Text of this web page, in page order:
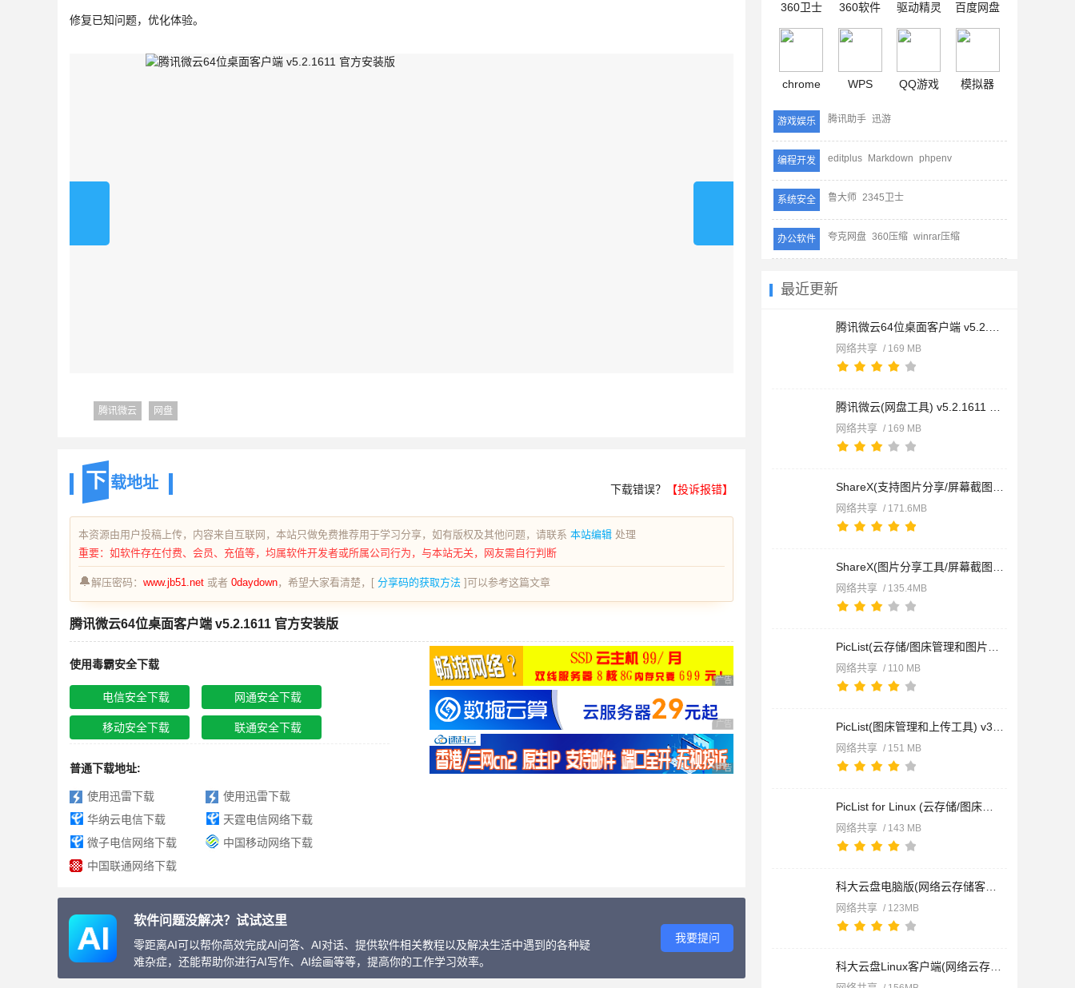
360卫士 360软件 驱动精灵 百度网盘
chrome WPS QQ游戏 模拟器
游戏娱乐 腾讯助手 迅游
编程开发 editplus Markdown phpenv
系统安全 鲁大师 2345卫士
办公软件 夸克网盘 360压缩 winrar压缩
最近更新
网络共享 / 169 MB
网络共享 / 169 MB
网络共享 / 171.6MB
网络共享 / 135.4MB
网络共享 / 110 MB
网络共享 / 151 MB
网络共享 / 143 MB
网络共享 / 123MB
修复已知问题，优化体验。
腾讯微云 网盘
下 载地址 下载错误？ 【投诉报错】
本资源由用户投稿上传，内容来自互联网，本站只做免费推荐用于学习分享，如有版权及其他问题，请联系 本站编辑 处理
重要：如软件存在付费、会员、充值等，均属软件开发者或所属公司行为，与本站无关，网友需自行判断
🔔解压密码： www.jb51.net 或者 0daydown，希望大家看清楚，[ 分享码的获取方法 ]可以参考这篇文章
腾讯微云64位桌面客户端 v5.2.1611 官方安装版
使用毒霸安全下载
电信安全下载 网通安全下载
移动安全下载 联通安全下载
普通下载地址:
使用迅雷下载
使用迅雷下载
华纳云电信下载
天霆电信网络下载
微子电信网络下载
中国移动网络下载
中国联通网络下载
广告 商业广告，理性选择
广告 商业广告，理性选择
广告 商业广告，理性选择
软件问题没解决？试试这里
零距离AI可以帮你高效完成AI问答、AI对话、提供软件相关教程以及解决生活中遇到的各种疑
难杂症，还能帮助你进行AI写作、AI绘画等等，提高你的工作学习效率。
我要提问